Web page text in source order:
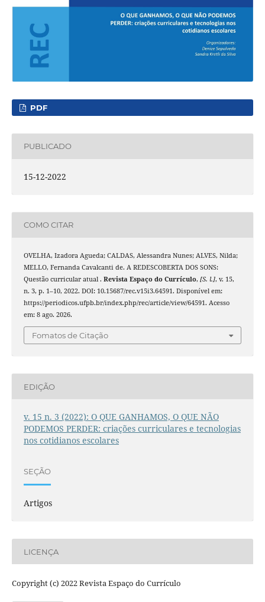
PDF
PUBLICADO
15-12-2022
COMO CITAR
OVELHA, Izadora Agueda; CALDAS, Alessandra Nunes; ALVES, Nilda;
MELLO, Fernanda Cavalcanti de. A REDESCOBERTA DOS SONS:
Questão curricular atual . Revista Espaço do Currículo, [S. l.], v. 15,
n. 3, p. 1–10, 2022. DOI: 10.15687/rec.v15i3.64591. Disponível em:
https://periodicos.ufpb.br/index.php/rec/article/view/64591. Acesso
em: 8 ago. 2026.
Fomatos de Citação
EDIÇÃO
v. 15 n. 3 (2022): O QUE GANHAMOS, O QUE NÃO
PODEMOS PERDER: criações curriculares e tecnologias
nos cotidianos escolares
SEÇÃO
Artigos
LICENÇA
Copyright (c) 2022 Revista Espaço do Currículo